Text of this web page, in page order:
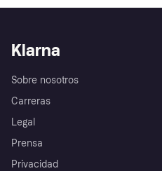
Klarna
Sobre nosotros
Carreras
Legal
Prensa
Privacidad